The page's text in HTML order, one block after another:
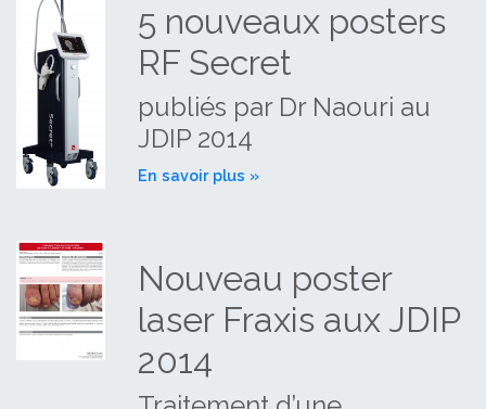
5 nouveaux posters
RF Secret
publiés par Dr Naouri au
JDIP 2014
En savoir plus »
Nouveau poster
laser Fraxis aux JDIP
2014